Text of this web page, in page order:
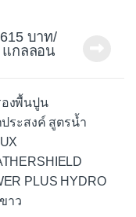
615
/
แกลลอน